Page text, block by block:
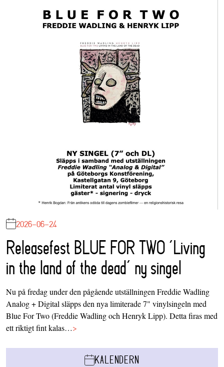
2026-06-24
Releasefest BLUE FOR TWO ‘Living
in the land of the dead’ ny singel
Nu på fredag under den pågående utställningen Freddie Wadling
Analog + Digital släpps den nya limiterade 7" vinylsingeln med
Blue For Two (Freddie Wadling och Henryk Lipp). Detta firas med
ett riktigt fint kalas…>
KALENDERN